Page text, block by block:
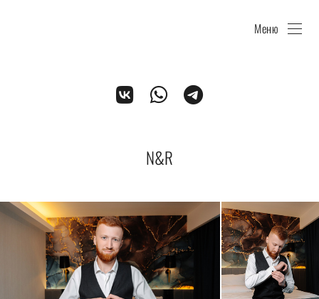
Меню
N&R